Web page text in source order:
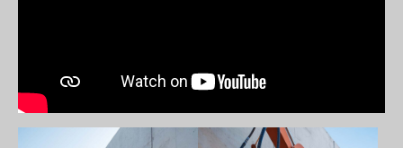
Show larger version Show larger version